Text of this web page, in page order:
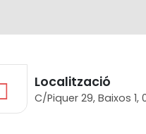
Localització
C/Piquer 29, Baixos